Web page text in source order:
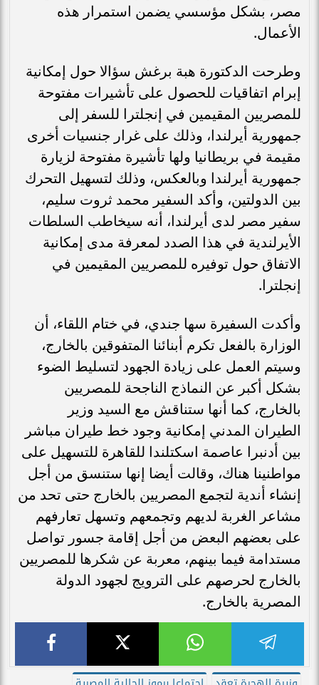
مصر، بشكل مؤسسي يضمن استمرار هذه
الأعمال.
وطرحت الدكتورة هبة برغش سؤالا حول إمكانية
إبرام اتفاقيات للحصول على تأشيرات مفتوحة
للمصريين المقيمين في إنجلترا للسفر إلى
جمهورية أيرلندا، وذلك على غرار جنسيات أخرى
مقيمة في بريطانيا ولها تأشيرة مفتوحة لزيارة
جمهورية أيرلندا وبالعكس، وذلك لتسهيل التحرك
بين الدولتين، وأكد السفير محمد ثروت سليم،
سفير مصر لدى أيرلندا، أنه سيخاطب السلطات
الأيرلندية في هذا الصدد لمعرفة مدى إمكانية
الاتفاق حول توفيره للمصريين المقيمين في
إنجلترا.
وأكدت السفيرة سها جندي، في ختام اللقاء، أن
الوزارة بالفعل تكرم أبنائنا المتفوقين بالخارج،
وسيتم العمل على زيادة الجهود لتسليط الضوء
بشكل أكبر عن النماذج الناجحة للمصريين
بالخارج، كما أنها ستناقش مع السيد وزير
الطيران المدني إمكانية وجود خط طيران مباشر
بين أدنبرا عاصمة اسكتلندا للقاهرة للتسهيل على
مواطنينا هناك، وقالت أيضا إنها ستنسق من أجل
إنشاء أندية لتجمع المصريين بالخارج حتى تحد من
مشاعر الغربة لديهم وتجمعهم وتسهل تعارفهم
على بعضهم البعض من أجل إقامة جسور تواصل
مستدامة فيما بينهم، معربة عن شكرها للمصريين
بالخارج لحرصهم على الترويج لجهود الدولة
المصرية بالخارج.